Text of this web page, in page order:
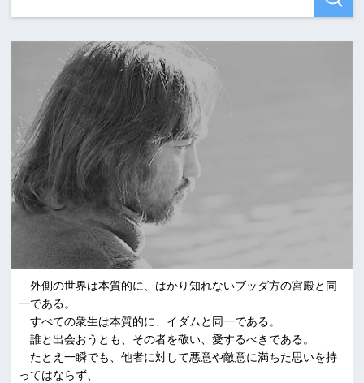
外側の世界は本質的に、はかり知れないブッダ方の宮殿と同
一である。
すべての衆生は本質的に、イダムと同一である。
誰と出会おうとも、その者を敬い、愛するべきである。
たとえ一瞬でも、他者に対して悪意や敵意に満ちた思いを持
ってはならず、